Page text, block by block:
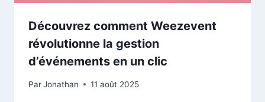
Découvrez comment Weezevent
révolutionne la gestion
d’événements en un clic
ParJonathan 11 août 2025